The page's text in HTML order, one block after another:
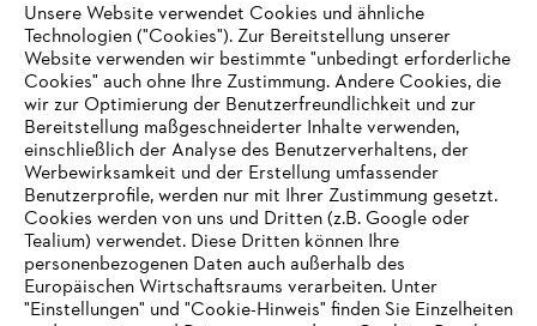
#STIHL
Unternehmen
Unsere Website verwendet Cookies und ähnliche
Technologien ("Cookies"). Zur Bereitstellung unserer
Website verwenden wir bestimmte "unbedingt erforderliche
Cookies" auch ohne Ihre Zustimmung. Andere Cookies, die
wir zur Optimierung der Benutzerfreundlichkeit und zur
Bereitstellung maßgeschneiderter Inhalte verwenden,
einschließlich der Analyse des Benutzerverhaltens, der
Werbewirksamkeit und der Erstellung umfassender
Benutzerprofile, werden nur mit Ihrer Zustimmung gesetzt.
Cookies werden von uns und Dritten (z.B. Google oder
Tealium) verwendet. Diese Dritten können Ihre
personenbezogenen Daten auch außerhalb des
Europäischen Wirtschaftsraums verarbeiten. Unter
"Einstellungen" und "Cookie-Hinweis" finden Sie Einzelheiten